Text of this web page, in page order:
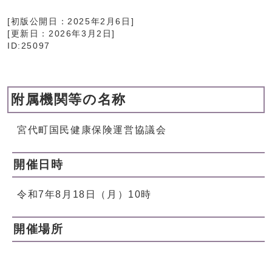
[初版公開日：2025年2月6日 ]
[更新日： 2026年3月2日]
ID:25097
附属機関等の名称
宮代町国民健康保険運営協議会
開催日時
令和7年8月18日（月）10時
開催場所